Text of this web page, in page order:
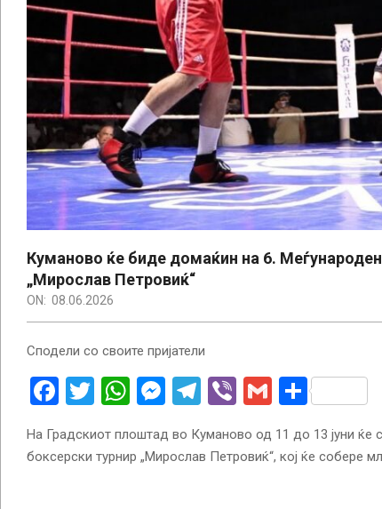
Куманово ќе биде домаќин на 6.
„Мирослав Петровиќ“
ON: 08.06.2026
Сподели со своите пријатели
Facebook
Twitter
WhatsApp
Messenger
Telegram
ViberGmailShare
На Градскиот плоштад во Куманово од 11 до 13 јуни ќе
боксерски турнир „Мирослав Петровиќ“, кој ќе собере